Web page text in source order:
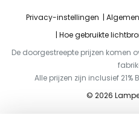
Privacy-instellingen
Hoe gebruikte
De doorgestreepte prijzen komen
Alle prijzen zijn inclusief 21%
© 2026